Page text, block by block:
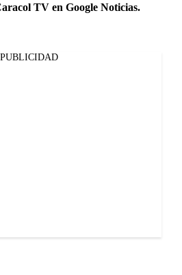
TV en Google Noticias.
PUBLICIDAD